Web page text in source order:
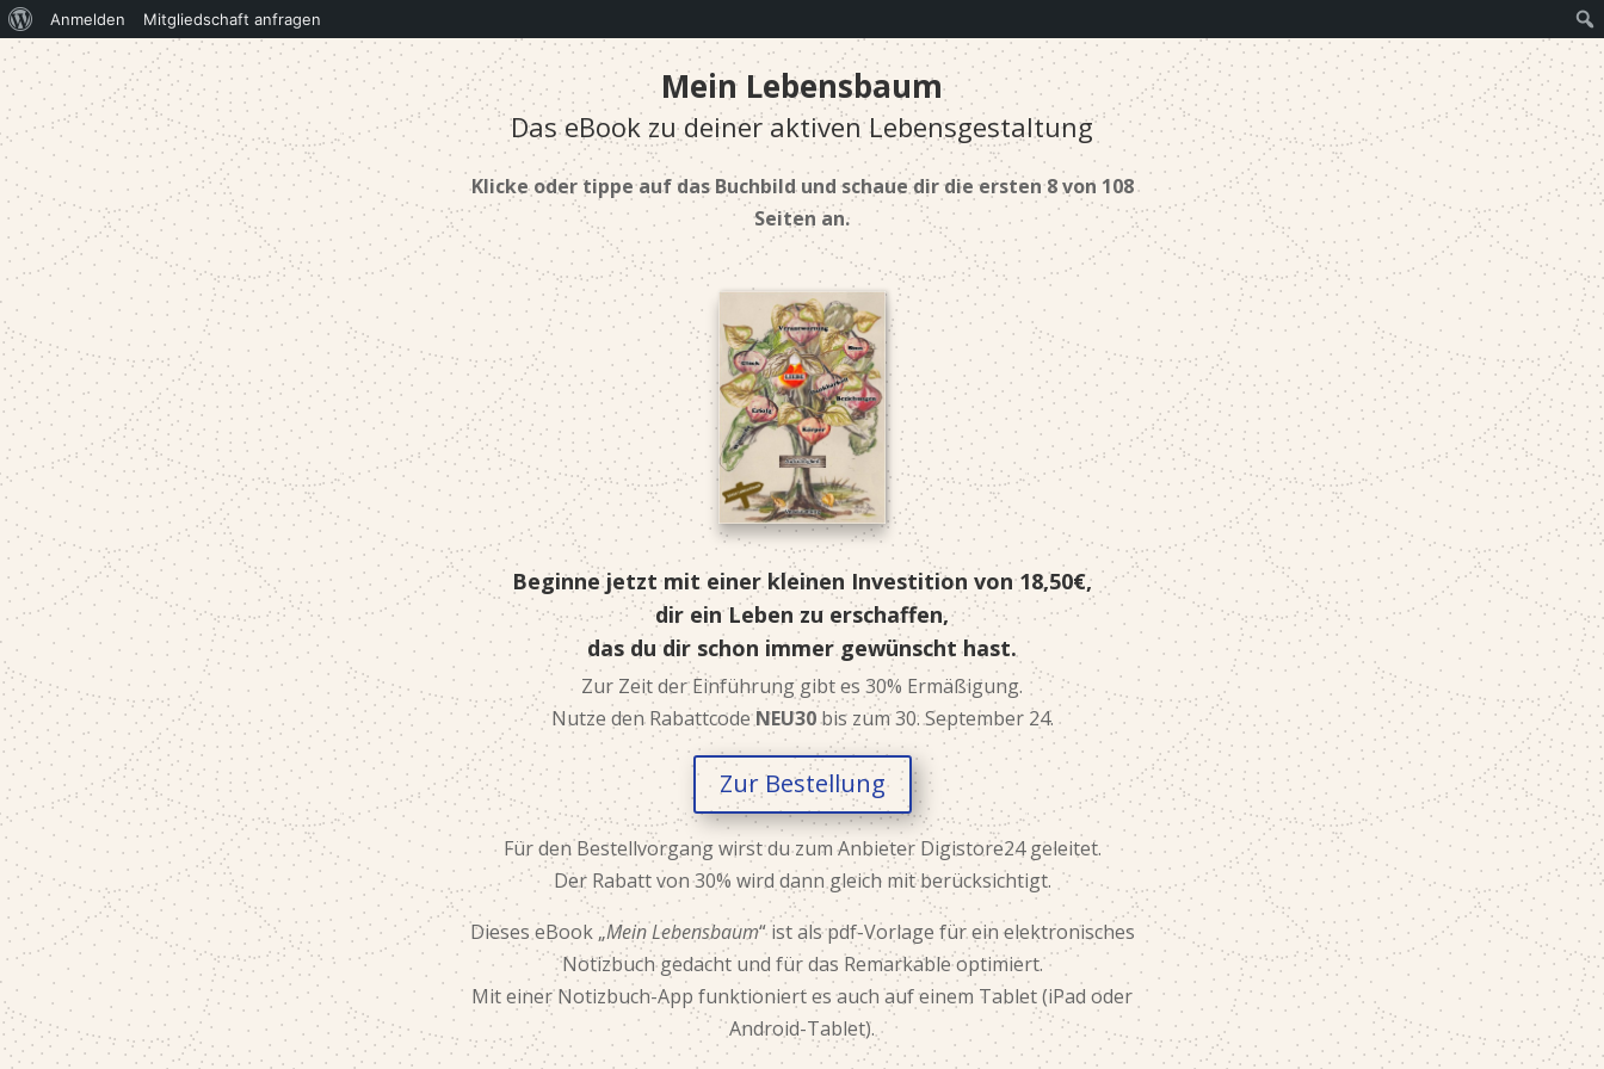
Über
WordPress
Anmelden Mitgliedschaft anfragen
Mein Lebensbaum
Das eBook zu deiner aktiven Lebensgestaltung
Klicke oder tippe auf das Buchbildund schaue dir die ersten 8 von 108
Seiten an.
Beginne jetzt mit einer kleinen Investition von 18,50€,
dir ein Leben zu erschaffen,
das du dir schon immer gewünscht hast.
Zur Zeit der Einführung gibt es 30% Ermäßigung.
Nutze den RabattcodeNEU30bis zum 30. September 24.
Zur Bestellung
Für den Bestellvorgang wirst du zum Anbieter Digistore24 geleitet.
Der Rabatt von 30% wird dann gleich mit berücksichtigt.
Dieses eBook „Mein Lebensbaum“ ist als pdf-Vorlage für ein elektronisches
Notizbuch gedacht und für das Remarkable optimiert.
Mit einer Notizbuch-App funktioniert es auch auf einem Tablet (iPad oder
Android-Tablet).